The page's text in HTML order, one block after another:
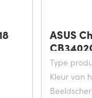
ASUS
Type
Kleur van